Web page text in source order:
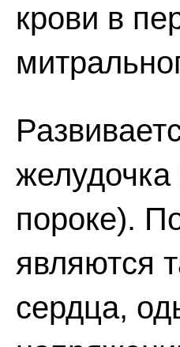
крови в
пороке).
являются
сердца,